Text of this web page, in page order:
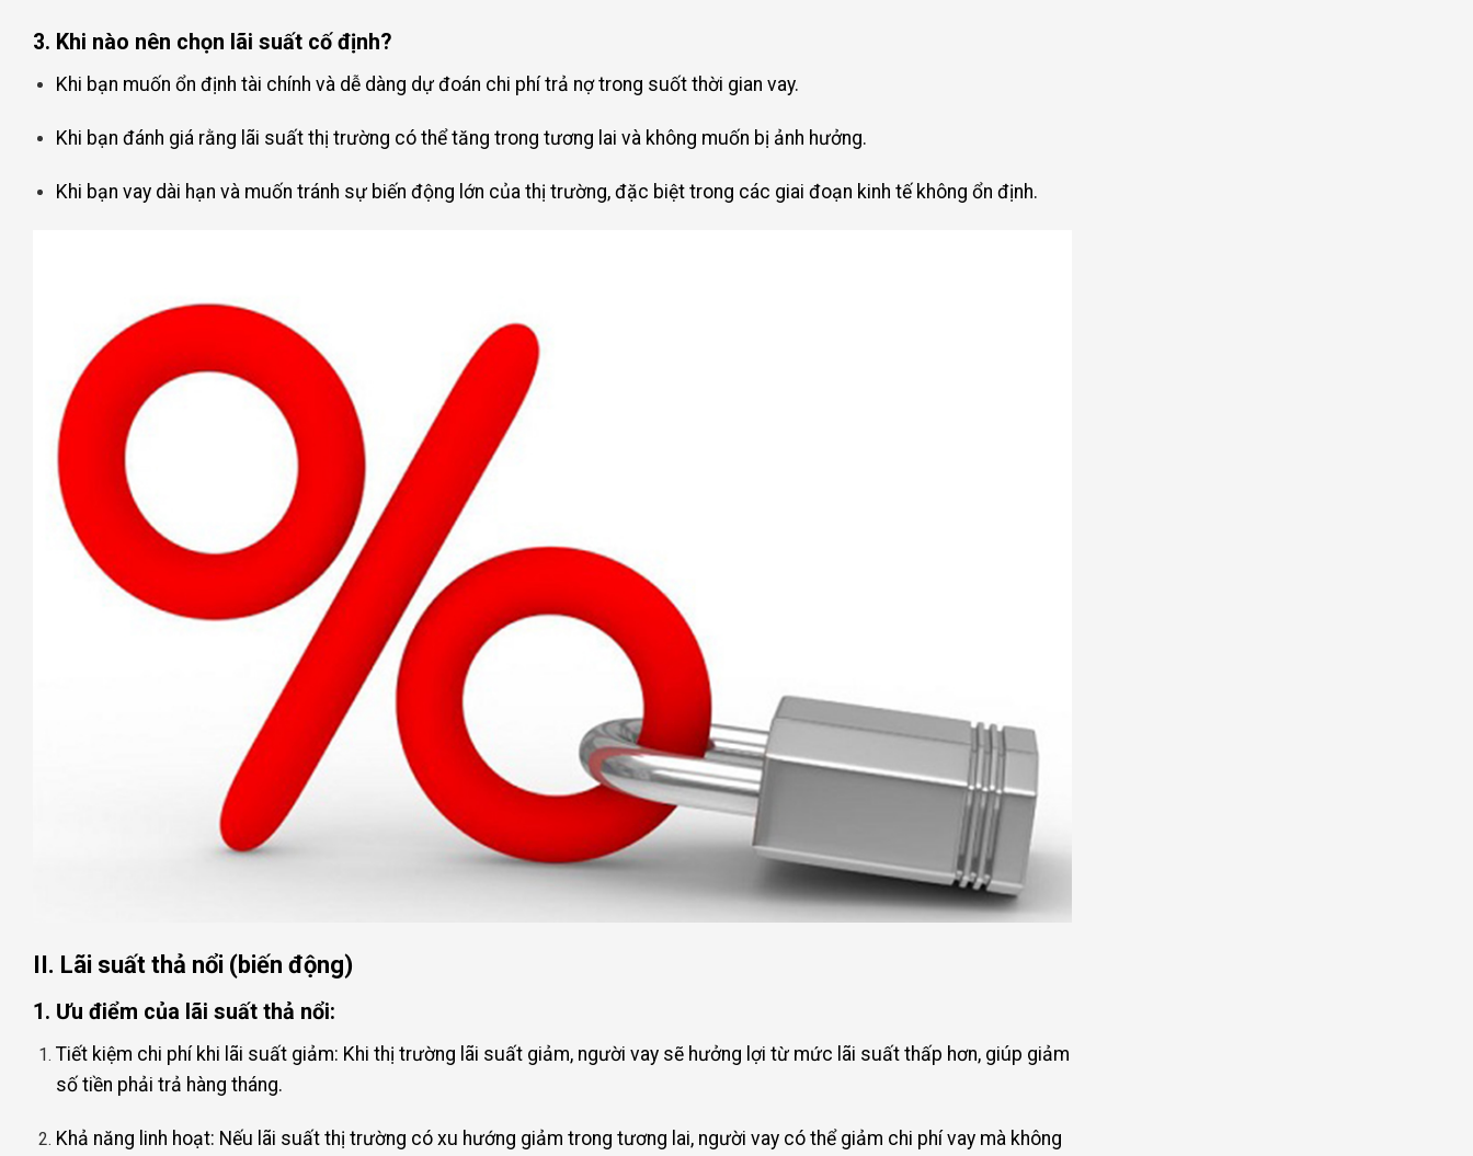
3. Khi nào nên chọn lãi suất cố định?
Khi bạn muốn ổn định tài chính và dễ dàng dự đoán chi phí trả nợ trong suốt thời gian vay.
Khi bạn đánh giá rằng lãi suất thị trường có thể tăng trong tương lai và không muốn bị ảnh hưởng.
Khi bạn vay dài hạn và muốn tránh sự biến động lớn của thị trường, đặc biệt trong các giai đoạn kinh tế không ổn định.
II. Lãi suất thả nổi (biến động)
1. Ưu điểm của lãi suất thả nổi:
Tiết kiệm chi phí khi lãi suất giảm: Khi thị trường lãi suất giảm, người vay sẽ hưởng lợi từ mức lãi suất thấp hơn, giúp giảm
số tiền phải trả hàng tháng.
Khả năng linh hoạt: Nếu lãi suất thị trường có xu hướng giảm trong tương lai, người vay có thể giảm chi phí vay mà không